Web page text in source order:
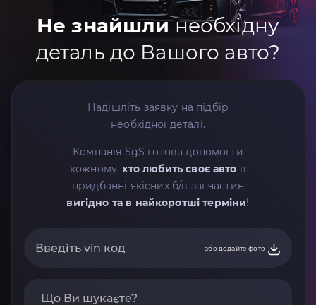
Не знайшлинеобхідну
деталь до Вашого авто?
Надішліть заявку на підбір
необхідної деталі.
Компанія SgS готова допомогти
кожному,хто любить своє авто в
придбанні якісних б/в запчастин
вигідно та в найкоротші терміни!
або додайте фото